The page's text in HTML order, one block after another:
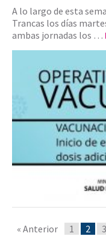
A lo largo de esta
Trancas los días
ambas jornadas los …
« Anterior 1 2 3